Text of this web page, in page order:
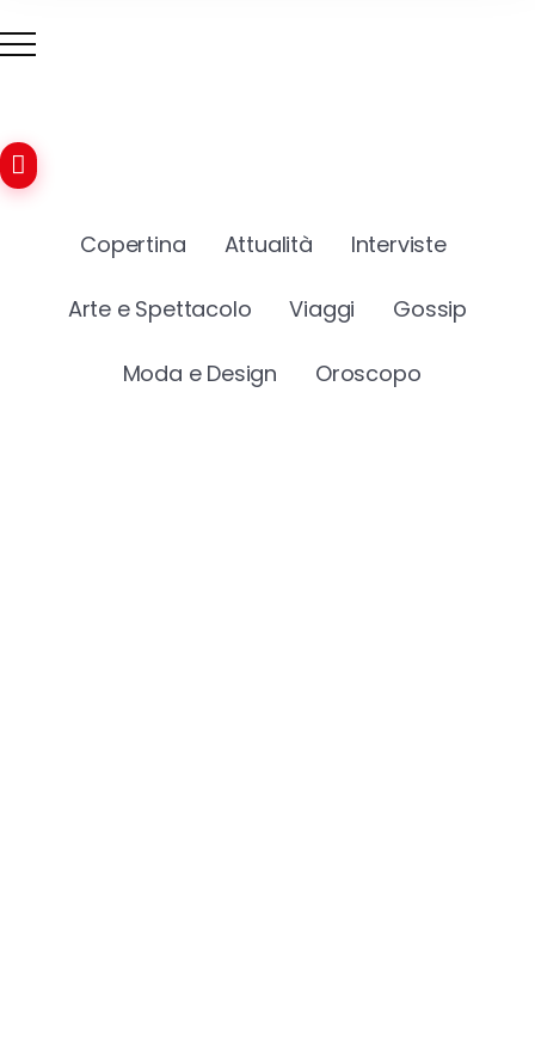
Copertina Attualità Interviste
Arte e Spettacolo Viaggi Gossip
Moda e Design Oroscopo